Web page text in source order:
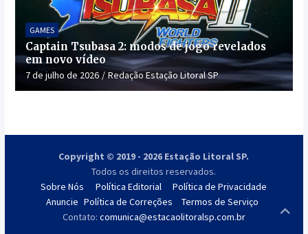
GAMES
Captain Tsubasa 2: modos de jogo revelados
em novo vídeo
7 de julho de 2026 Redação Estação Litoral SP
Copyright © 2019 - 2026 Estação Litoral SP.
Todos os direitos reservados.
Sobre Nós
Anuncie
Política Editorial
Política de Correções
Política de Privacidade
Termos de Serviço
Contato: comunica@estacaolitoralsp.com.br